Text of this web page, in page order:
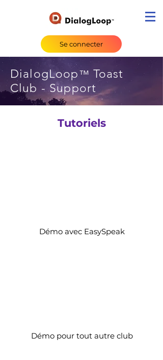
Se connecter
DialogLoop™ Toast
Club - Support
Tutoriels
Démo avec EasySpeak
Démo pour tout autre club